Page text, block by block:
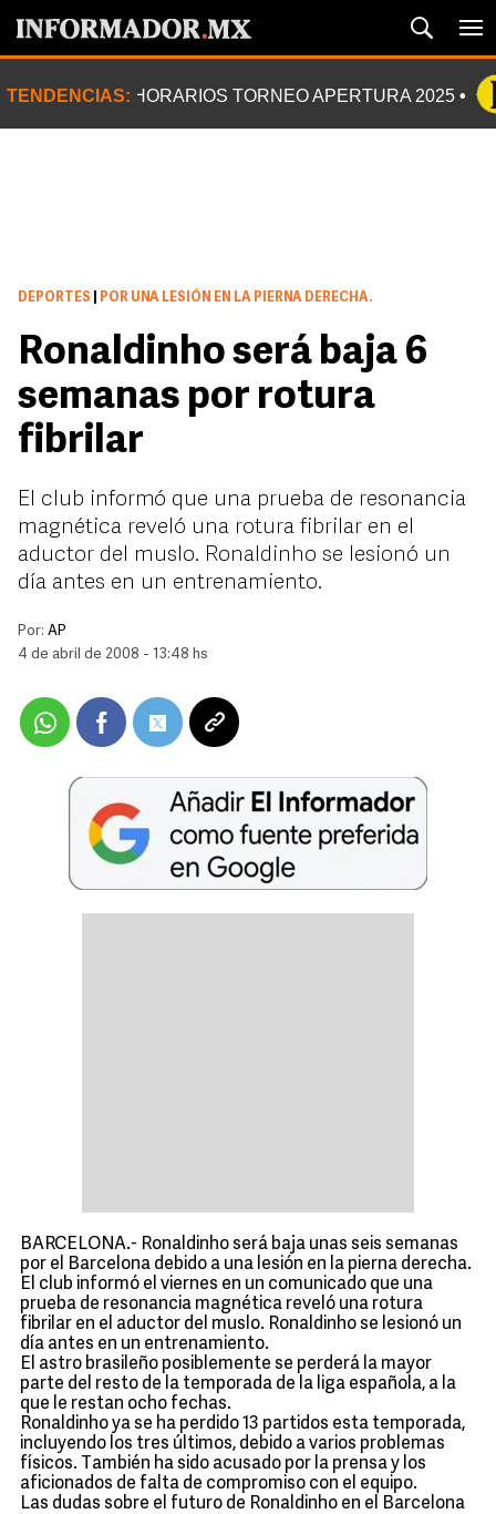
TENDENCIAS: HORARIOS TORNEO APERTURA 2025
DEPORTES POR UNA LESIÓN EN LA PIERNA DERECHA.
Ronaldinho será baja 6
semanas por rotura
fibrilar
El club informó que una prueba de resonancia
magnética reveló una rotura fibrilar en el
aductor del muslo. Ronaldinho se lesionó un
día antes en un entrenamiento.
Por: AP
4 de abril de 2008 - 13:48 hs
BARCELONA.- Ronaldinho será baja unas seis semanas
por el Barcelona debido a una lesión en la pierna derecha.
El club informó el viernes en un comunicado que una
prueba de resonancia magnética reveló una rotura
fibrilar en el aductor del muslo. Ronaldinho se lesionó un
día antes en un entrenamiento.
El astro brasileño posiblemente se perderá la mayor
parte del resto de la temporada de la liga española, a la
que le restan ocho fechas.
Ronaldinho ya se ha perdido 13 partidos esta temporada,
incluyendo los tres últimos, debido a varios problemas
físicos. También ha sido acusado por la prensa y los
aficionados de falta de compromiso con el equipo.
Las dudas sobre el futuro de Ronaldinho en el Barcelona